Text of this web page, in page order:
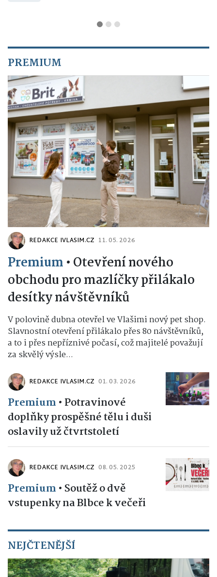
PREMIUM
REDAKCE IVLASIM.CZ 11. 05. 2026
Premium • Otevření nového
obchodu pro mazlíčky přilákalo
desítky návštěvníků
V polovině dubna otevřel ve Vlašimi nový pet shop.
Slavnostní otevření přilákalo přes 80 návštěvníků,
a to i přes nepříznivé počasí, což majitelé považují
za skvělý výsle...
REDAKCE IVLASIM.CZ 01. 03. 2026
Premium • Potravinové
doplňky prospěšné tělu i duši
oslavily už čtvrtstoletí
REDAKCE IVLASIM.CZ 08. 05. 2025
Premium • Soutěž o dvě
vstupenky na Blbce k večeři
NEJČTENĚJŠÍ